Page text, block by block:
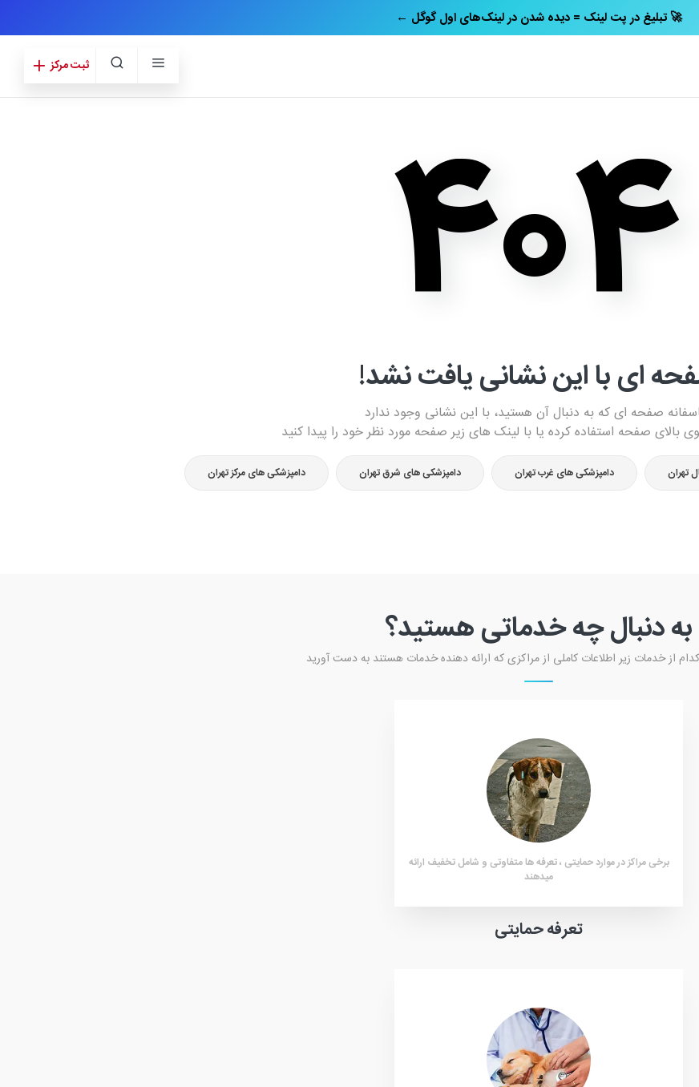
← تبلیغ در پت‌ لینک = دیده شدن در لینک‌های اول گوگل 🚀
ثبت مرکز
۴۰۴
ای با این نشانی یافت نشد!
صفحه ای که به دنبال آن هستید، با این نشانی وجود ندارد
بالای صفحه استفاده کرده یا با لینک های زیر صفحه مورد نظر خود را پیدا کنید
تهران دامپزشکی های غرب تهران دامپزشکی های شرق تهران دامپزشکی های مرکز تهران
به دنبال چه خدماتی هستید؟
از خدمات زیر اطلاعات کاملی از مراکزی که ارائه دهنده خدمات هستند به دست آورید
برخی مراکز در موارد حمایتی ، تعرفه ها متفاوتی و شامل تخفیف ارائه
میدهند
تعرفه حمایتی